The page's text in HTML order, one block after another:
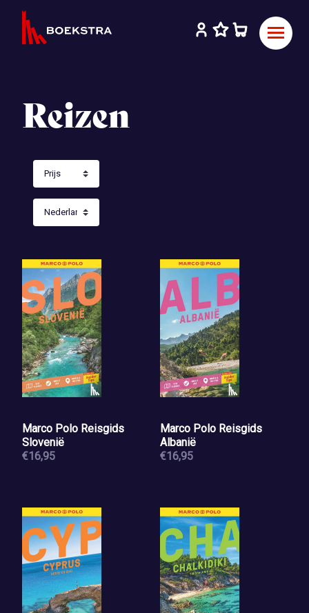
Reizen
Marco Polo Reisgids
Slovenië
€16,95
Marco Polo Reisgids
Albanië
€16,95